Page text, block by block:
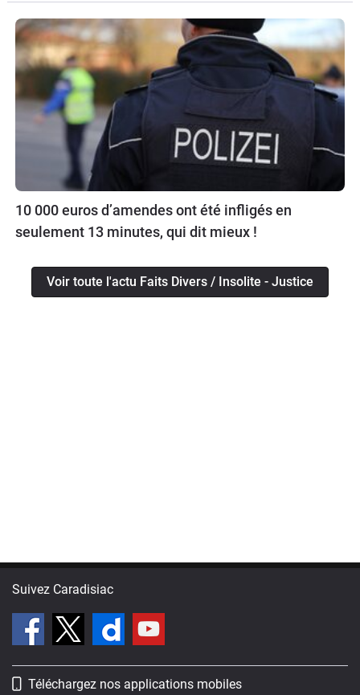
10 000 euros d’amendes ont été infligés en
seulement 13 minutes, qui dit mieux !
Voir toute l'actu Faits Divers / Insolite - Justice
Suivez Caradisiac
Téléchargez nos applications mobiles